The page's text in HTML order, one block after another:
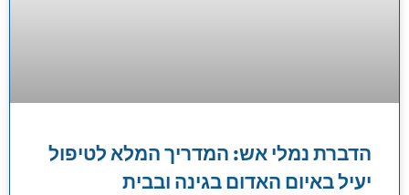
הדברת נמלי אש: המדריך המלא לטיפול
יעיל באיום האדום בגינה ובבית